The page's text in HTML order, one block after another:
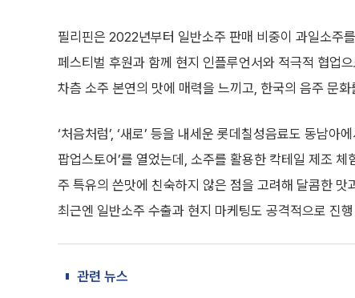
필리핀은 2022년부터 일반소주 판매 비중이 과일소주
페스티벌 후원과 함께 현지 인플루언서와 적극적 협업
차츰 소주 본연의 맛에 매력을 느끼고, 한국의 음주 문
‘처음처럼’, ‘새로’ 등을 내세운 롯데칠성음료도 동남
팝업스토어’를 열었는데, 소주를 활용한 칵테일 제조
주 특유의 쓴맛에 친숙하지 않은 점을 고려해 달콤한
최근엔 일반소주 수출과 현지 마케팅도 공격적으로 진
관련 뉴스